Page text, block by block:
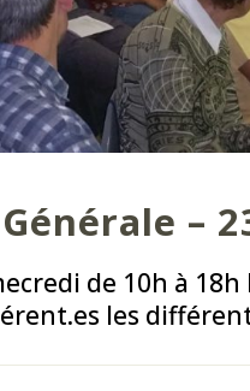
–
de 10h à
les